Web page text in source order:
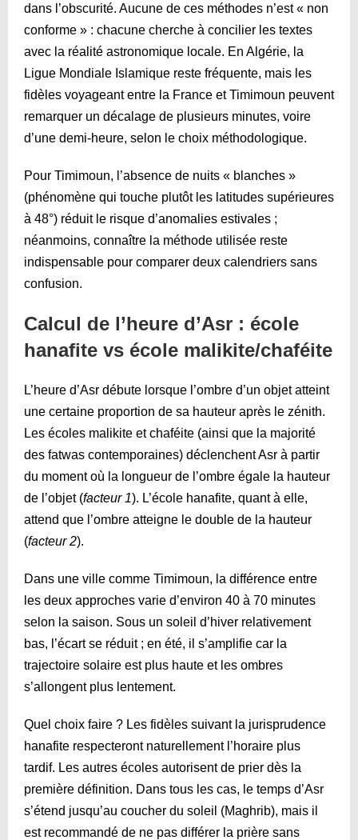
dans l’obscurité. Aucune de ces méthodes n’est « non
conforme » : chacune cherche à concilier les textes
avec la réalité astronomique locale. En Algérie, la
Ligue Mondiale Islamique reste fréquente, mais les
fidèles voyageant entre la France et Timimoun peuvent
remarquer un décalage de plusieurs minutes, voire
d’une demi-heure, selon le choix méthodologique.
Pour Timimoun, l’absence de nuits « blanches »
(phénomène qui touche plutôt les latitudes supérieures
à 48°) réduit le risque d’anomalies estivales ;
néanmoins, connaître la méthode utilisée reste
indispensable pour comparer deux calendriers sans
confusion.
Calcul de l’heure d’Asr : école
hanafite vs école malikite/chaféite
L’heure d’Asr débute lorsque l’ombre d’un objet atteint
une certaine proportion de sa hauteur après le zénith.
Les écoles malikite et chaféite (ainsi que la majorité
des fatwas contemporaines) déclenchent Asr à partir
du moment où la longueur de l’ombre égale la hauteur
de l’objet (facteur 1). L’école hanafite, quant à elle,
attend que l’ombre atteigne le double de la hauteur
(facteur 2).
Dans une ville comme Timimoun, la différence entre
les deux approches varie d’environ 40 à 70 minutes
selon la saison. Sous un soleil d’hiver relativement
bas, l’écart se réduit ; en été, il s’amplifie car la
trajectoire solaire est plus haute et les ombres
s’allongent plus lentement.
Quel choix faire ? Les fidèles suivant la jurisprudence
hanafite respecteront naturellement l’horaire plus
tardif. Les autres écoles autorisent de prier dès la
première définition. Dans tous les cas, le temps d’Asr
s’étend jusqu’au coucher du soleil (Maghrib), mais il
est recommandé de ne pas différer la prière sans